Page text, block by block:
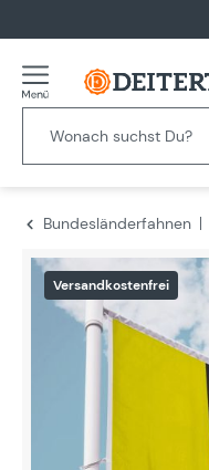
Bundesländerfahnen
Bildergalerie überspringen
Versandkostenfrei